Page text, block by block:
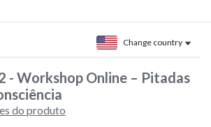
Change country
- Workshop Online – Pitadas
do produto